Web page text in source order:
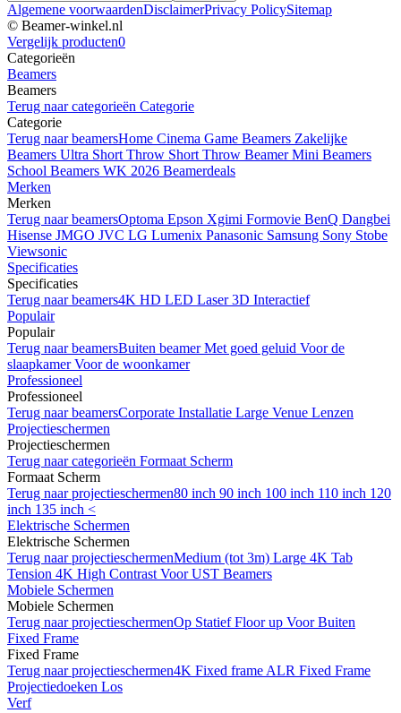
Algemene voorwaardenDisclaimerPrivacy PolicySitemap
© Beamer-winkel.nl
Vergelijk producten0
Categorieën
Beamers
Beamers
Terug naar categorieën Categorie
Categorie
Terug naar beamersHome Cinema Game Beamers Zakelijke
Beamers Ultra Short Throw Short Throw BeamerMini Beamers
School Beamers WK 2026 Beamerdeals
Merken
Merken
Terug naar beamersOptoma Epson Xgimi Formovie BenQ Dangbei
Hisense JMGO JVC LG Lumenix Panasonic Samsung Sony Stobe
Viewsonic
Specificaties
Specificaties
Terug naar beamers4K HD LED Laser3D Interactief
Populair
Populair
Terug naar beamersBuiten beamerMet goed geluid Voor de
slaapkamerVoor de woonkamer
Professioneel
Professioneel
Terug naar beamersCorporate Installatie Large Venue Lenzen
Projectieschermen
Projectieschermen
Terug naar categorieën Formaat Scherm
Formaat Scherm
Terug naar projectieschermen80 inch 90 inch 100 inch 110 inch 120
inch 135 inch <
Elektrische Schermen
Elektrische Schermen
Terug naar projectieschermenMedium (tot 3m) Large 4K Tab
Tension 4K High Contrast Voor UST Beamers
Mobiele Schermen
Mobiele Schermen
Terug naar projectieschermenOp StatiefFloor up Voor Buiten
Fixed Frame
Fixed Frame
Terug naar projectieschermen4K Fixed frame ALR Fixed Frame
Projectiedoeken Los
Verf